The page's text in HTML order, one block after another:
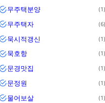
무주택분양 1
무주택자 6
묵시적갱신 1
묵호항 1
문경맛집 1
문정원 1
물어보살 1